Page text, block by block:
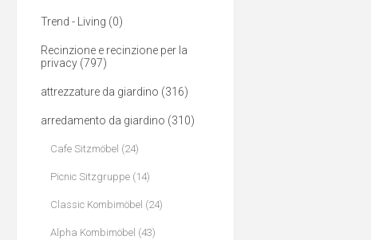
Trend - Living (0)
Recinzione e recinzione per la
privacy (797)
attrezzature da giardino (316)
arredamento da giardino (310)
Cafe Sitzmöbel (24)
Picnic Sitzgruppe (14)
Classic Kombimöbel (24)
Alpha Kombimöbel (43)